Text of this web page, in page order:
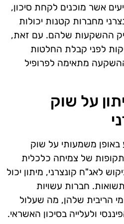
אשר מוכנים לקחת סיכון,
מחברות קטנות יכולות
ההשקעות שלהם. עם זאת,
לפני קבלת החלטות
מתאימה לפרופיל
על שוק
באופן משמעותי על שוק
של צמיחה כלכלית
לאג"ח קונצרני, מיתון יכול
חברות עשויות
הריבית שלהן, מה שעלול
ולעלייה בסיכון האשראי.